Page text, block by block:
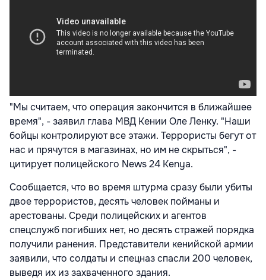
"Мы считаем, что операция закончится в ближайшее
время", - заявил глава МВД Кении Оле Ленку. "Наши
бойцы контролируют все этажи. Террористы бегут от
нас и прячутся в магазинах, но им не скрыться", -
цитирует полицейского News 24 Kenya.
Сообщается, что во время штурма сразу были убиты
двое террористов, десять человек пойманы и
арестованы. Среди полицейских и агентов
спецслужб погибших нет, но десять стражей порядка
получили ранения. Представители кенийской армии
заявили, что солдаты и спецназ спасли 200 человек,
выведя их из захваченного здания.